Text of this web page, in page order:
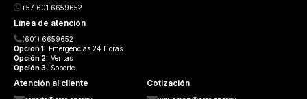
+57 601 6659652
Línea de atención
(601) 6659652
Opción1: Emergencias 24 Horas
Opción 2: Ventas
Opción3: Soporte
Atención al cliente Cotización